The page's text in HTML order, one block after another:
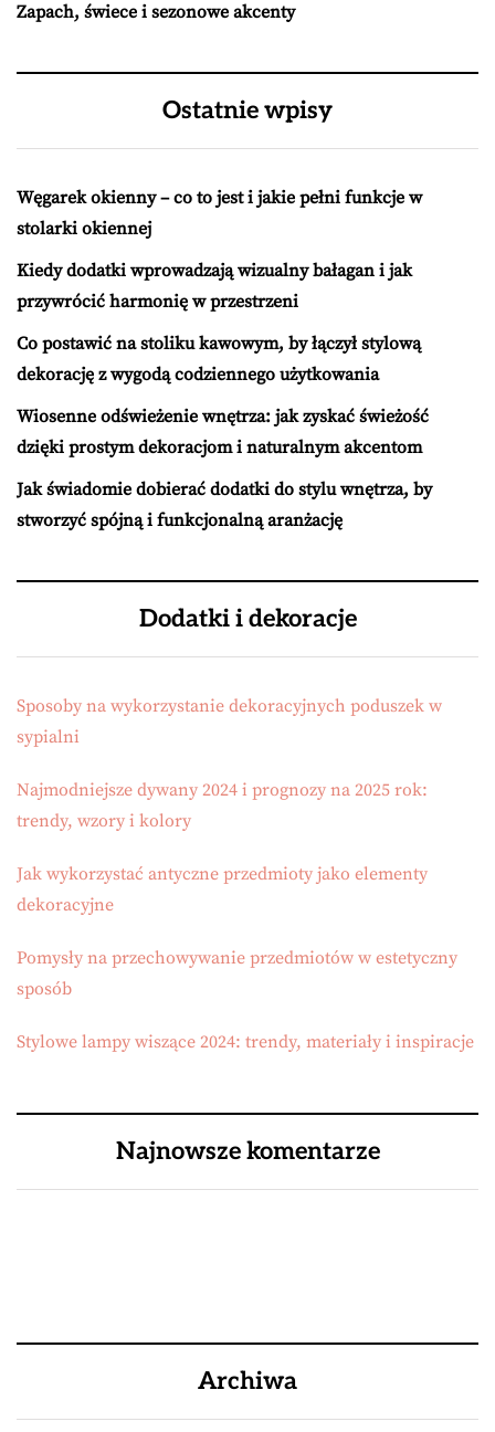
Zapach, świece i sezonowe akcenty
Ostatnie wpisy
Węgarek okienny – co to jest i jakie pełni funkcje w
stolarki okiennej
Kiedy dodatki wprowadzają wizualny bałagan i jak
przywrócić harmonię w przestrzeni
Co postawić na stoliku kawowym, by łączył stylową
dekorację z wygodą codziennego użytkowania
Wiosenne odświeżenie wnętrza: jak zyskać świeżość
dzięki prostym dekoracjom i naturalnym akcentom
Jak świadomie dobierać dodatki do stylu wnętrza, by
stworzyć spójną i funkcjonalną aranżację
Dodatki i dekoracje
Sposoby na wykorzystanie dekoracyjnych poduszek w
sypialni
Najmodniejsze dywany 2024 i prognozy na 2025 rok:
trendy, wzory i kolory
Jak wykorzystać antyczne przedmioty jako elementy
dekoracyjne
Pomysły na przechowywanie przedmiotów w estetyczny
sposób
Stylowe lampy wiszące 2024: trendy, materiały i inspiracje
Najnowsze komentarze
Archiwa